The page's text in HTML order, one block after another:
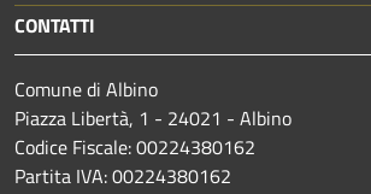
CONTATTI
Comune di Albino
Piazza Libertà, 1 - 24021 - Albino
Codice Fiscale: 00224380162
Partita IVA: 00224380162